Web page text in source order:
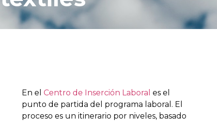
En el Centro de Inserción Laboral es el
punto de partida del programa laboral. El
proceso es un itinerario por niveles, basado